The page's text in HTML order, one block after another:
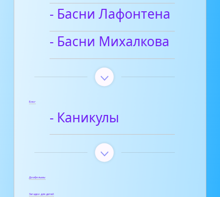
- Басни Лафонтена
- Басни Михалкова
Блог
- Каникулы
Диафильмы
Загадки для детей